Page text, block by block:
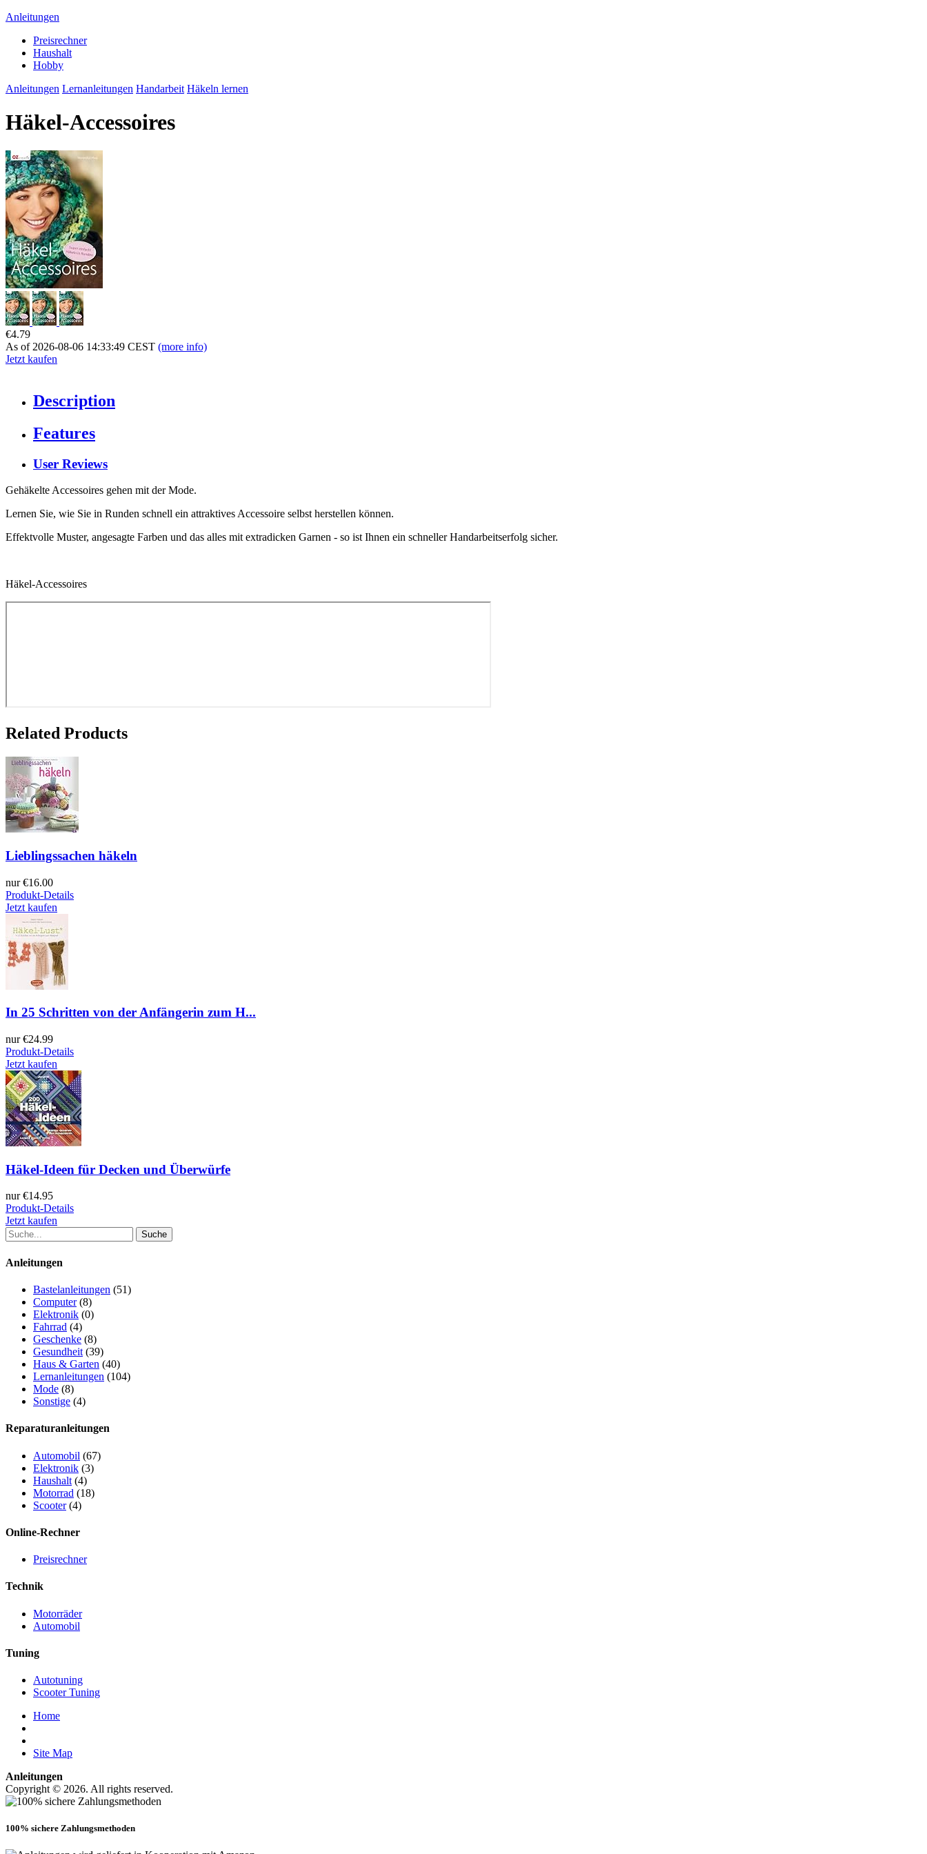
Anleitungen
Preisrechner
Haushalt
Hobby
Anleitungen Lernanleitungen Handarbeit Häkeln lernen
Häkel-Accessoires
€4.79
As of 2026-08-06 14:33:49 CEST (more info)
Jetzt kaufen
Description
Features
User Reviews
Gehäkelte Accessoires gehen mit der Mode.
Lernen Sie, wie Sie in Runden schnell ein attraktives Accessoire selbst herstellen können.
Effektvolle Muster, angesagte Farben und das alles mit extradicken Garnen - so ist Ihnen ein schneller Handarbeitserfolg sicher.
Häkel-Accessoires
Related Products
Lieblingssachen häkeln
nur €16.00
Produkt-Details
Jetzt kaufen
In 25 Schritten von der Anfängerin zum H...
nur €24.99
Produkt-Details
Jetzt kaufen
Häkel-Ideen für Decken und Überwürfe
nur €14.95
Produkt-Details
Jetzt kaufen
Anleitungen
Bastelanleitungen (51)
Computer (8)
Elektronik (0)
Fahrrad (4)
Geschenke (8)
Gesundheit (39)
Haus & Garten (40)
Lernanleitungen (104)
Mode (8)
Sonstige (4)
Reparaturanleitungen
Automobil (67)
Elektronik (3)
Haushalt (4)
Motorrad (18)
Scooter (4)
Online-Rechner
Preisrechner
Technik
Motorräder
Automobil
Tuning
Autotuning
Scooter Tuning
Home
Site Map
Anleitungen
Copyright © 2026. All rights reserved.
100% sichere Zahlungsmethoden